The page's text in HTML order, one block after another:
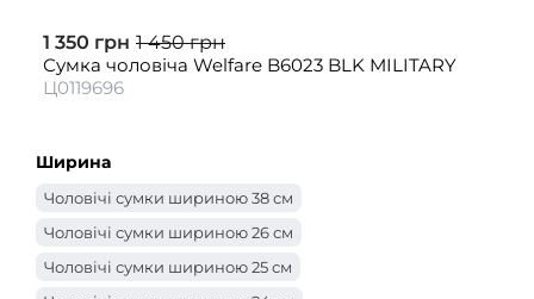
1 350 грн 1 450 грн
Сумка чоловіча Welfare B6023 BLK MILITARY
Ц0119696
Ширина
Чоловічі сумки шириною 38 см
Чоловічі сумки шириною 26 см
Чоловічі сумки шириною 25 см